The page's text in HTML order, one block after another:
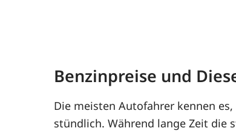
Benzinpreise und
Die meisten Autofahrer kennen es,
stündlich. Während lange Zeit die